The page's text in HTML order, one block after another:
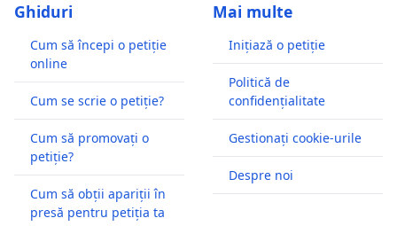
Ghiduri
Cum să începi o petiție
online
Cum se scrie o petiție?
Cum să promovați o
petiție?
Cum să obții apariții în
presă pentru petiția ta
Mai multe
Inițiază o petiție
Politică de
confidențialitate
Gestionați cookie-urile
Despre noi